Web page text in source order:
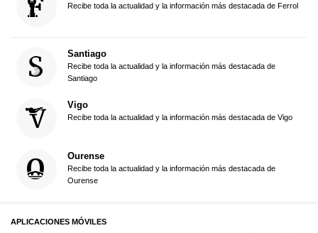
Recibe toda la actualidad y la información más destacada de Ferrol
Santiago
Recibe toda la actualidad y la información más destacada de
Santiago
Vigo
Recibe toda la actualidad y la información más destacada de Vigo
Ourense
Recibe toda la actualidad y la información más destacada de
Ourense
APLICACIONES MÓVILES